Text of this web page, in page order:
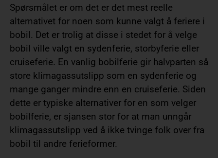
Spørsmålet er om det er det mest reelle
alternativet for noen som kunne valgt å feriere i
bobil. Det er trolig at disse i stedet for å velge
bobil ville valgt en sydenferie, storbyferie eller
cruiseferie. En vanlig bobilferie gir halvparten så
store klimagassutslipp som en sydenferie og
mange ganger mindre enn en cruiseferie. Siden
dette er typiske alternativer for en som velger
bobilferie, er sjansen stor for at man unngår
klimagassutslipp ved å ikke tvinge folk over fra
bobil til andre ferieformer.